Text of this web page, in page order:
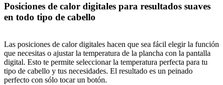
Posiciones de calor digitales para resultados suaves
en todo tipo de cabello
Las posiciones de calor digitales hacen que sea fácil elegir la función
que necesitas o ajustar la temperatura de la plancha con la pantalla
digital. Esto te permite seleccionar la temperatura perfecta para tu
tipo de cabello y tus necesidades. El resultado es un peinado
perfecto con sólo tocar un botón.